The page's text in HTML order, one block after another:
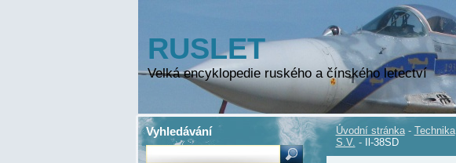
RUSLET
Velká encyklopedie ruského a čínského letectví
Úvodní stránka - Technika
S.V. - Il-38SD
Vyhledávání